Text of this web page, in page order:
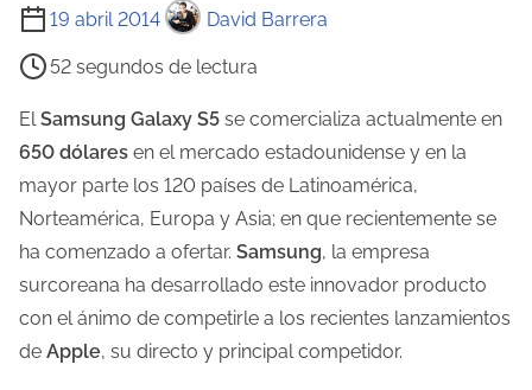
19 abril 2014 David Barrera
T
e
m
p
o
d
e
l
e
c
52 segundos de lectura
El Samsung Galaxy S5 se comercializa actualmente en
650 dólares en el mercado estadounidense y en la
mayor parte los 120 países de Latinoamérica,
Norteamérica, Europa y Asia; en que recientemente se
ha comenzado a ofertar. Samsung, la empresa
surcoreana ha desarrollado este innovador producto
con el ánimo de competirle a los recientes lanzamientos
de Apple, su directo y principal competidor.